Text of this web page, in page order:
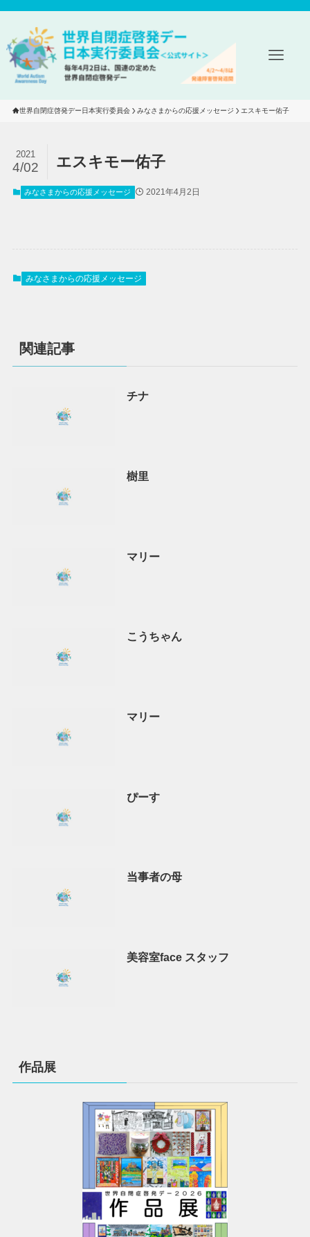
世界自閉症啓発デー日本実行委員会 みなさまからの応援メッセージ エスキモー佑子
エスキモー佑子
2021
4/02
みなさまからの応援メッセージ 2021年4月2日
みなさまからの応援メッセージ
関連記事
チナ
樹里
マリー
こうちゃん
マリー
ぴーす
当事者の母
美容室face スタッフ
作品展